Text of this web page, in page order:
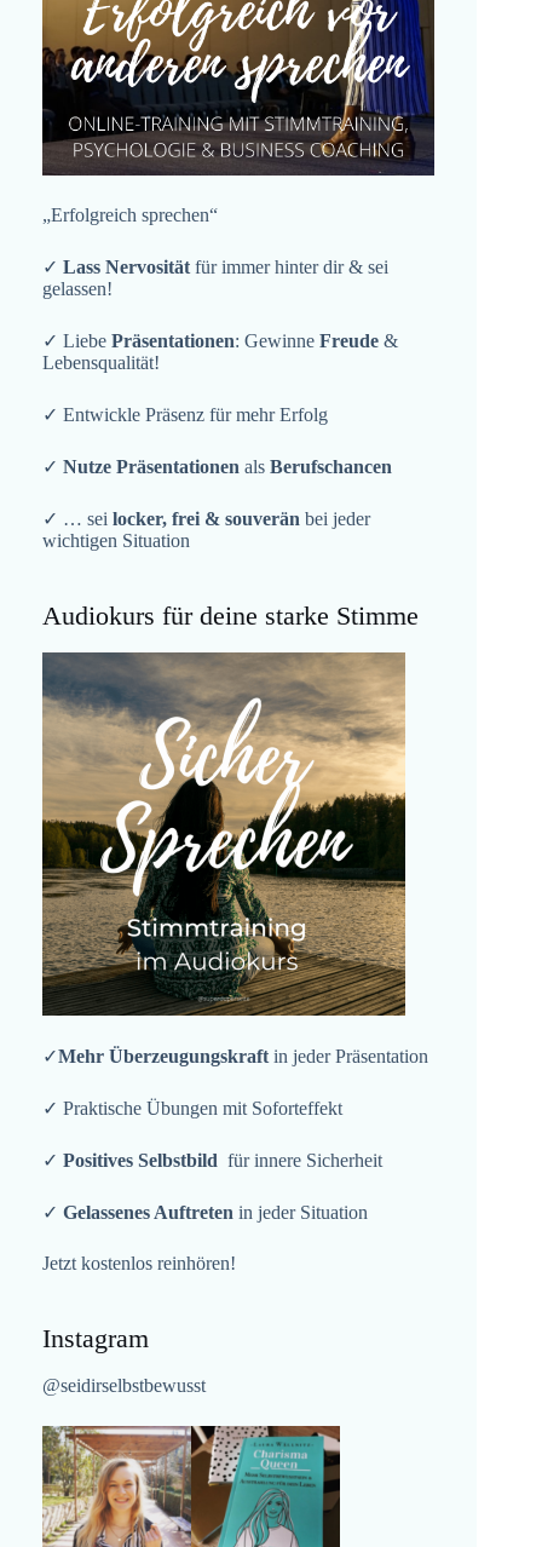
„Erfolgreich sprechen“
✓ Lass Nervositätfür immer hinter dir & sei
gelassen!
✓ Liebe Präsentationen: Gewinne Freude &
Lebensqualität!
✓ Entwickle Präsenz für mehr Erfolg
✓ Nutze Präsentationen als Berufschancen
✓ … sei locker, frei & souverän bei jeder
wichtigen Situation
Audiokurs für deine starke Stimme
✓Mehr Überzeugungskraft in jeder Präsentation
✓ Praktische Übungen mit Soforteffekt
✓ Positives Selbstbild für innere Sicherheit
✓ Gelassenes Auftreten in jeder Situation
Jetzt kostenlos reinhören!
Instagram
@seidirselbstbewusst